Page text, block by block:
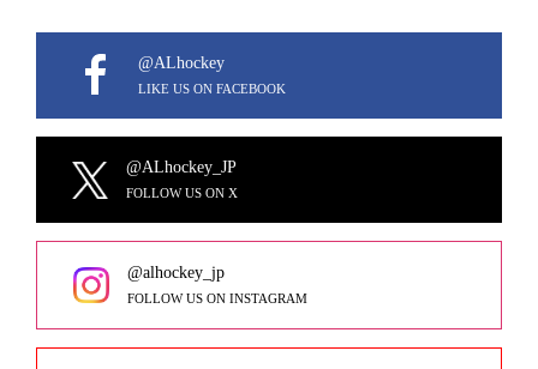
@ALhockey
LIKE US ON FACEBOOK
@ALhockey_JP
FOLLOW US ON X
@alhockey_jp
FOLLOW US ON INSTAGRAM